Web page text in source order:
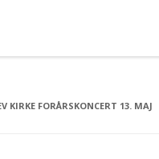
KIRKE FORÅRSKONCERT 13. MAJ